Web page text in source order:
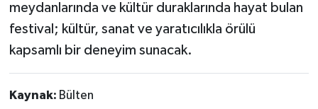
meydanlarında ve kültür duraklarında hayat bulan
festival; kültür, sanat ve yaratıcılıkla örülü
kapsamlı bir deneyim sunacak.
Kaynak: Bülten